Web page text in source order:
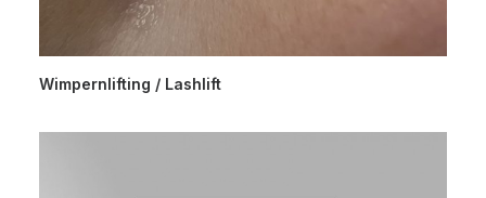
Wimpernlifting / Lashlift